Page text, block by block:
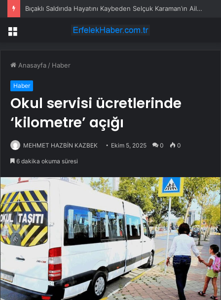
Bıçaklı Saldırıda Hayatını Kaybeden Selçuk Karaman’ın Ailesi AYM’ye Başvurdu
Menü
Anasayfa / Haber
Haber
Okul servisi ücretlerinde
‘kilometre’ açığı
MEHMET HAZBİN KAZBEK Ekim 5, 2025 0 0
6 dakika okuma süresi